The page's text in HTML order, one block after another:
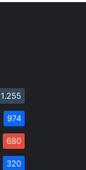
1.255
974
680
320